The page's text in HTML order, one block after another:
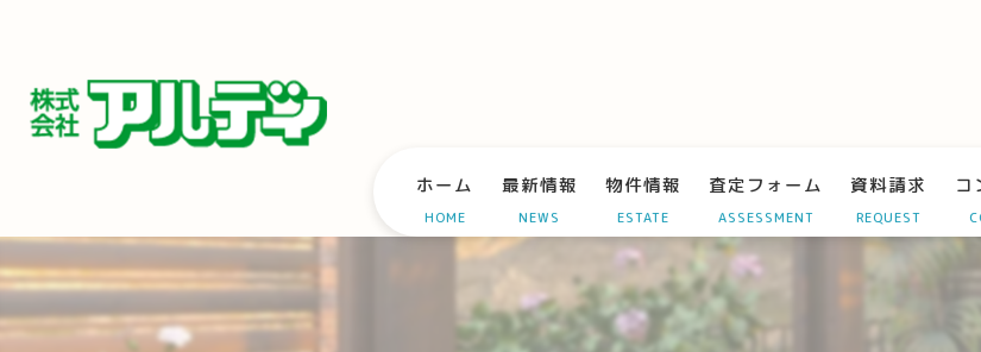
ホーム
HOME
最新情報
NEWS
物件情報
ESTATE
査定フォーム
ASSESSMENT
資料請求
REQUEST
コ